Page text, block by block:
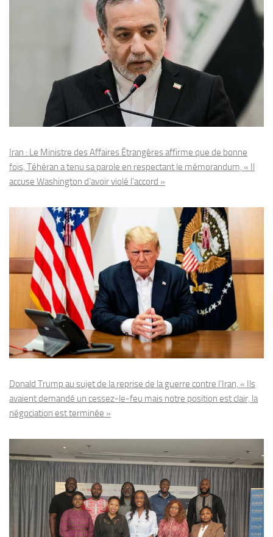
Iran : Le Ministre des Affaires Étrangères affirme que de bonne
fois, Téhéran a tenu sa parole en respectant le mémorandum, « Il
accuse Washington d’avoir violé l’accord »
Donald Trump au sujet de la reprise de la guerre contre l’Iran, « Ils
avaient demandé un cessez-le-feu mais notre position est clair, la
négociation est terminée »